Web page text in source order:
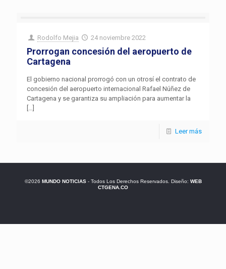
Rodolfo Mejia 24 noviembre 2022
Prorrogan concesión del aeropuerto de
Cartagena
El gobierno nacional prorrogó con un otrosí el contrato de
concesión del aeropuerto internacional Rafael Núñez de
Cartagena y se garantiza su ampliación para aumentar la
[…]
Leer más
©2026 MUNDO NOTICIAS- Todos Los Derechos Reservados. Diseño: WEB
CTGENA.CO